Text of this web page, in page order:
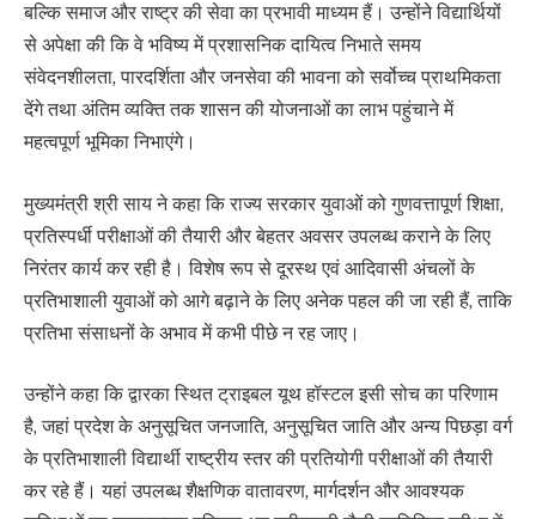
बल्कि समाज और राष्ट्र की सेवा का प्रभावी माध्यम हैं। उन्होंने विद्यार्थियों
से अपेक्षा की कि वे भविष्य में प्रशासनिक दायित्व निभाते समय
संवेदनशीलता, पारदर्शिता और जनसेवा की भावना को सर्वोच्च प्राथमिकता
देंगे तथा अंतिम व्यक्ति तक शासन की योजनाओं का लाभ पहुंचाने में
महत्वपूर्ण भूमिका निभाएंगे।
मुख्यमंत्री श्री साय ने कहा कि राज्य सरकार युवाओं को गुणवत्तापूर्ण शिक्षा,
प्रतिस्पर्धी परीक्षाओं की तैयारी और बेहतर अवसर उपलब्ध कराने के लिए
निरंतर कार्य कर रही है। विशेष रूप से दूरस्थ एवं आदिवासी अंचलों के
प्रतिभाशाली युवाओं को आगे बढ़ाने के लिए अनेक पहल की जा रही हैं, ताकि
प्रतिभा संसाधनों के अभाव में कभी पीछे न रह जाए।
उन्होंने कहा कि द्वारका स्थित ट्राइबल यूथ हॉस्टल इसी सोच का परिणाम
है, जहां प्रदेश के अनुसूचित जनजाति, अनुसूचित जाति और अन्य पिछड़ा वर्ग
के प्रतिभाशाली विद्यार्थी राष्ट्रीय स्तर की प्रतियोगी परीक्षाओं की तैयारी
कर रहे हैं। यहां उपलब्ध शैक्षणिक वातावरण, मार्गदर्शन और आवश्यक